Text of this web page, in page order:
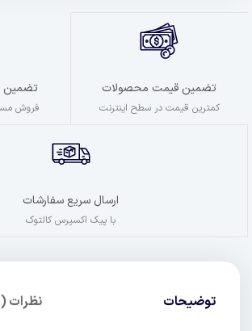
تضمین قیمت محصولات
کمترین قیمت در سطح اینترنت
تضمین
فروش
ارسال سریع سفارشات
با پیک اکسپرس کالتوک
توضیحات نظرات (0)